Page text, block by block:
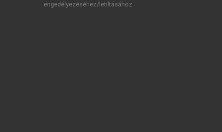
engedélyezéséhez/letiltásához.